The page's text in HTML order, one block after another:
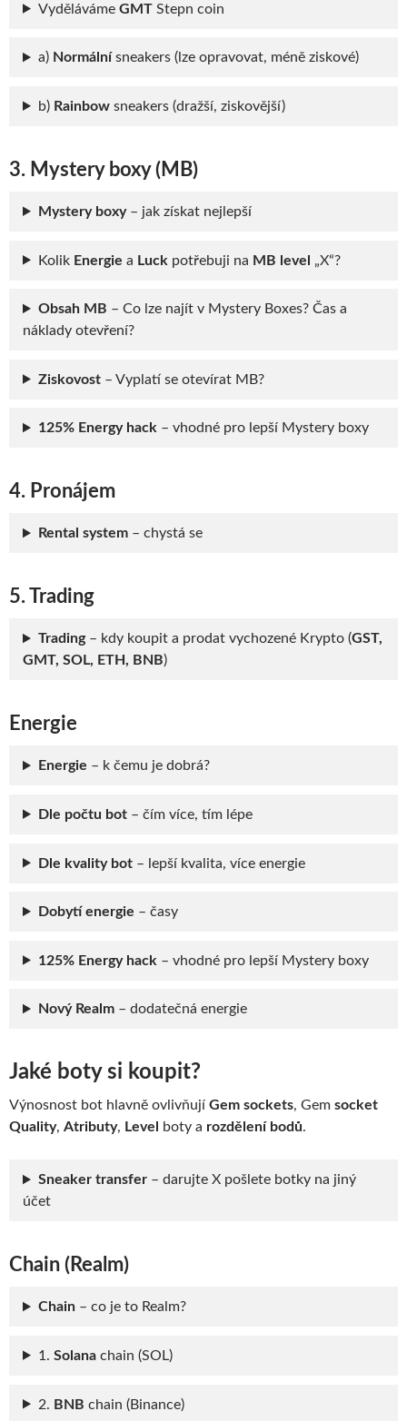
Vyděláváme GMTStepn coin
a) Normálnísneakers (lze opravovat, méně ziskové)
b) Rainbowsneakers (dražší, ziskovější)
3. Mystery boxy (MB)
Mystery boxy– jak získat nejlepší
KolikEnergie a Luck potřebuji na MB level „X“?
Obsah MB – Co lze najít v Mystery Boxes? Čas a
náklady otevření?
Ziskovost– Vyplatí se otevírat MB?
125% Energy hack– vhodné pro lepší Mystery boxy
4. Pronájem
Rental system– chystá se
5. Trading
Trading– kdy koupit a prodat vychozené Krypto (GST,
GMT, SOL, ETH, BNB)
Energie
Energie – k čemu je dobrá?
Dle počtu bot– čím více, tím lépe
Dle kvality bot– lepší kvalita, více energie
Dobytí energie – časy
125% Energy hack – vhodné pro lepší Mystery boxy
Nový Realm– dodatečná energie
Jaké boty si koupit?
Výnosnost bot hlavně ovlivňují Gem sockets, Gem socket
Quality, Atributy, Level boty a rozdělení bodů.
Sneaker transfer– darujte X pošlete botky na jiný
účet
Chain (Realm)
Chain– co je to Realm?
1. Solanachain (SOL)
2. BNB chain (Binance)